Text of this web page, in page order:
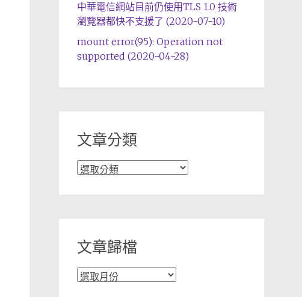
中華電信網站目前仍使用TLS 1.0 技術
瀏覽器都快不支援了 (2020-07-10)
mount error(95): Operation not
supported (2020-04-28)
文章分類
文
文章歸檔
文